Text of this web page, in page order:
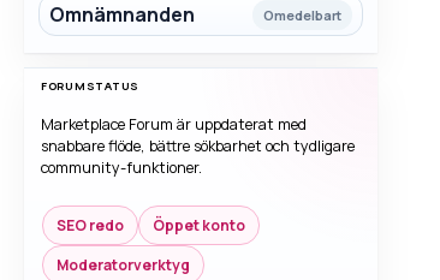
Omnämnanden Omedelbart
FORUMSTATUS
Marketplace Forum är uppdaterat med
snabbare flöde, bättre sökbarhet och tydligare
community-funktioner.
SEO redo
Öppet konto
Moderatorverktyg